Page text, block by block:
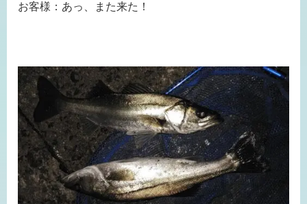
お客様：あっ、また来た！